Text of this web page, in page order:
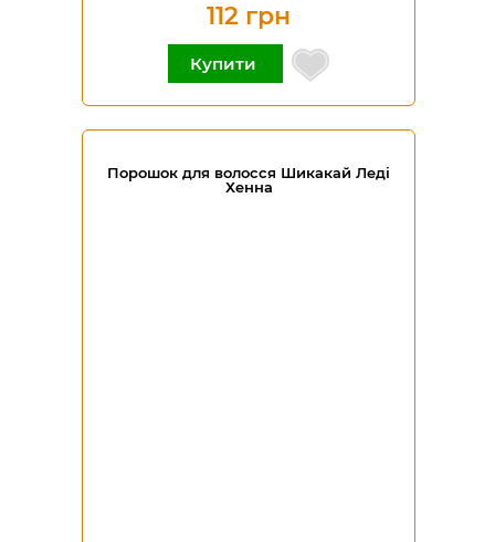
112 грн
Купити
Порошок для волосся Шикакай Леді
Хенна